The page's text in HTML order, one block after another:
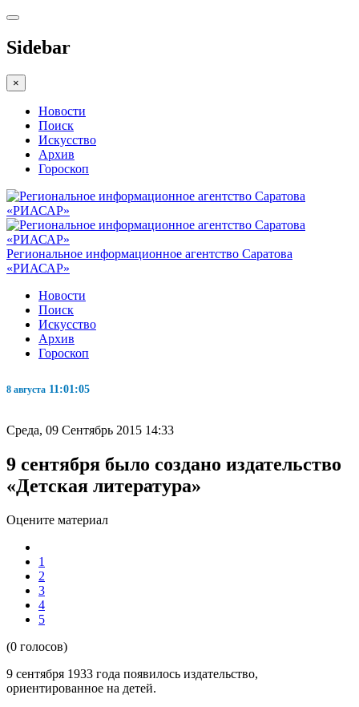
Sidebar
×
Новости
Поиск
Искусство
Архив
Гороскоп
Региональное информационное агентство Саратова
«РИАСАР»
Новости
Поиск
Искусство
Архив
Гороскоп
8 августа 11:01:06
Среда, 09 Сентябрь 2015 14:33
9 сентября было создано издательство
«Детская литература»
Оцените материал
1
2
3
4
5
(0 голосов)
9 сентября 1933 года появилось издательство,
ориентированное на детей.